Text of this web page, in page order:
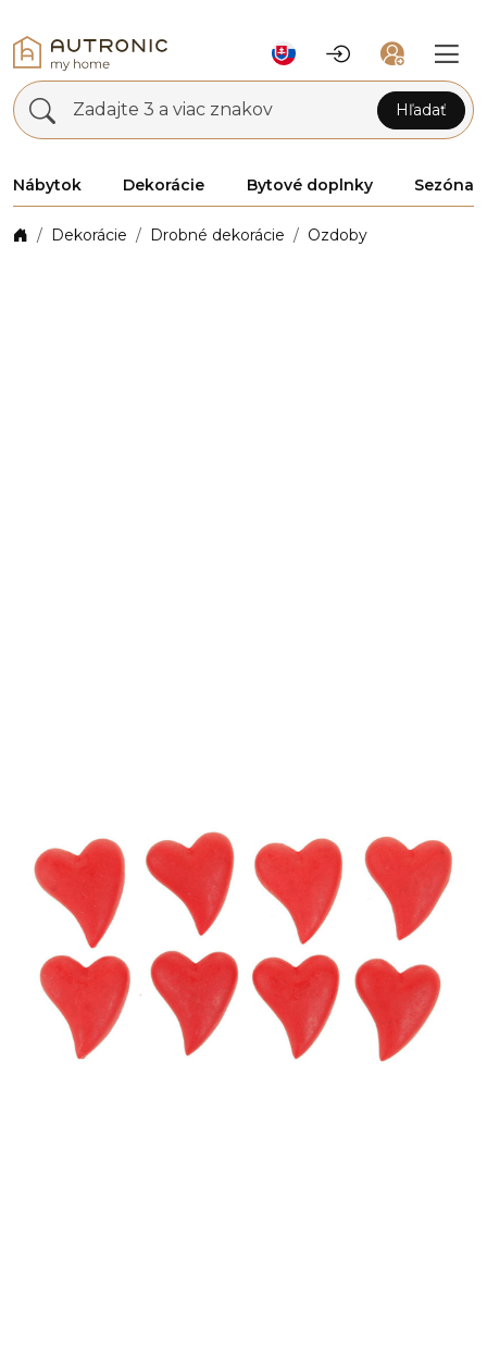
Zadajte 3 a viac znakov Hľadať
Nábytok Dekorácie Bytové doplnky Sezóna
Dekorácie Drobné dekorácie Ozdoby